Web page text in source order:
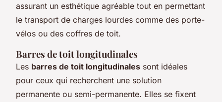
assurant un esthétique agréable tout en permettant
le transport de charges lourdes comme des porte-
vélos ou des coffres de toit.
Barres de toit longitudinales
Les barres de toit longitudinales sont idéales
pour ceux qui recherchent une solution
permanente ou semi-permanente. Elles se fixent